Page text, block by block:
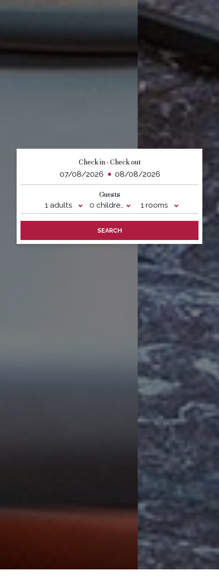
Check in - Check out
Guests
1 adults
0 children 1 rooms
SEARCH